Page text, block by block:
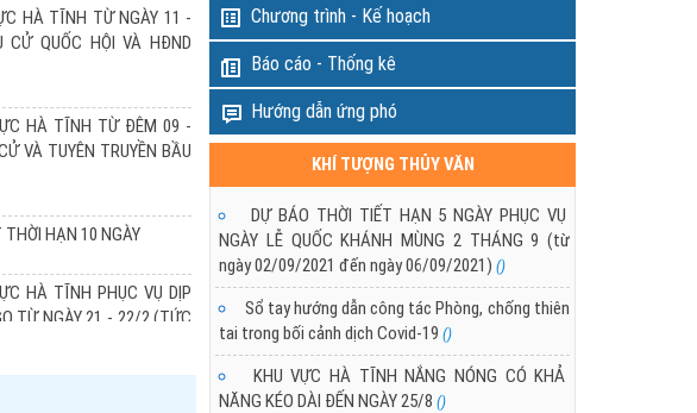
tăng cường vào ngày 12/3 đang suy yếu dần,
vực Hà Tĩnh có không khí lạnh tăng cường yếu,
ảnh hưởng của không khí lạnh suy yếu nhanh.
DỰ BÁO THỜI TIẾT KHU VỰC HÀ
PHỤC VỤ BẦU CỬ QUỐC HỘI VÀ
- 2031
11/03/2026 10:21:00
Trong các ngày 11 - 16/03/2026 khu vực Hà
không khí lạnh tăng cường yếu vào ngày 12 và
HÀ TĨNH TỪ NGÀY 11 -
CỬ QUỐC HỘI VÀ HĐND
HÀ TĨNH TỪ ĐÊM 09 -
VÀ TUYÊN TRUYỀN BẦU
HẠN 10 NGÀY
HÀ TĨNH PHỤC VỤ DỊP
TỪ NGÀY 21 - 22/2 (TỨC
HÀ TĨNH PHỤC VỤ DỊP
Chương trình - Kế hoạch
Báo cáo - Thống kê
Hướng dẫn ứng phó
KHÍ TƯỢNG THỦY VĂN
DỰ BÁO THỜI TIẾT HẠN 5 NGÀY PHỤC VỤ
NGÀY LỄ QUỐC KHÁNH MÙNG 2 THÁNG 9 (từ
ngày 02/09/2021 đến ngày 06/09/2021) ()
Sổ tay hướng dẫn công tác Phòng, chống thiên
tai trong bối cảnh dịch Covid-19 ()
KHU VỰC HÀ TĨNH NẮNG NÓNG CÓ KHẢ
NĂNG KÉO DÀI ĐẾN NGÀY 25/8 ()